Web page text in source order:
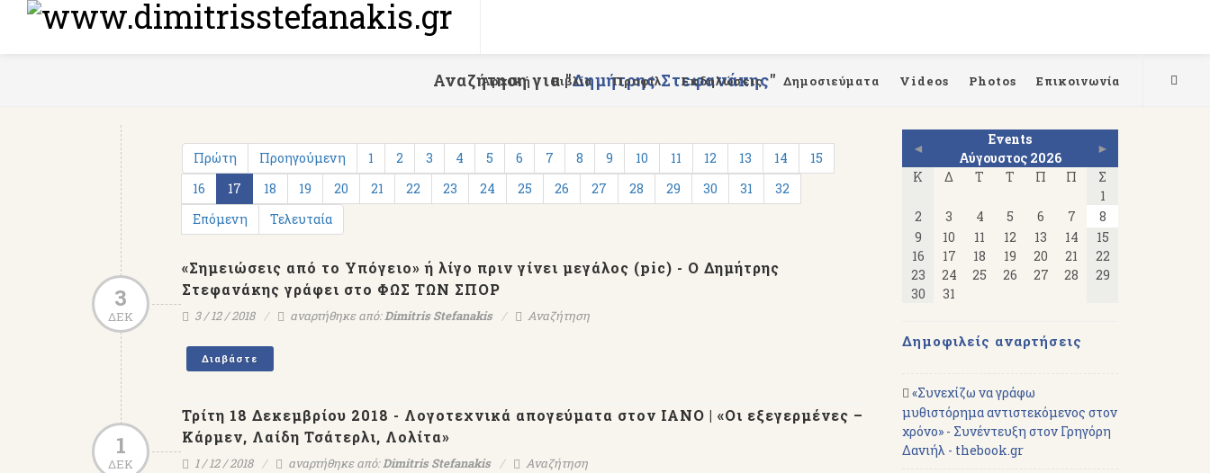
Αρχική Βιβλία Προφίλ Εκδηλώσεις Δημοσιεύματα Videos Photos Επικοινωνία
Αναζήτηση για "Δημήτρης Στεφανάκης"
Πρώτη Προηγούμενη 1 2 3 4 5 6 7 8 9 10 11 12 13 14
15
16
17 18 19 20 21 22 23 24 25 26 27 28 29 30 31
32
Επόμενη
Τελευταία
3
ΔΕΚ
«Σημειώσεις από το Υπόγειο» ή λίγο πριν γίνει μεγάλος (pic) - Ο Δημήτρης
Στεφανάκης γράφει στο ΦΩΣ ΤΩΝ ΣΠΟΡ
3 / 12 / 2018 αναρτήθηκε από:Dimitris Stefanakis Αναζήτηση
Διαβάστε
1
ΔΕΚ
Τρίτη 18 Δεκεμβρίου 2018 - Λογοτεχνικά απογεύματα στον ΙΑΝΟ | «Οι εξεγερμένες –
Κάρμεν, Λαίδη Τσάτερλι, Λολίτα»
1 / 12 / 2018 αναρτήθηκε από:Dimitris Stefanakis Αναζήτηση
◄
Events
Αύγουστος 2026
►
Κ
Δ Τ Τ Π Π
Σ
1
2
3 4 5 6 7
8
9
10 11 12 13 14
15
16
17 18 19 20 21
22
23
24 25 26 27 28
29
30
31
Δημοφιλείς αναρτήσεις
«Συνεχίζω να γράφω
μυθιστόρημα αντιστεκόμενος στον
χρόνο» - Συνέντευξη στον Γρηγόρη
Δανιήλ - thebook.gr